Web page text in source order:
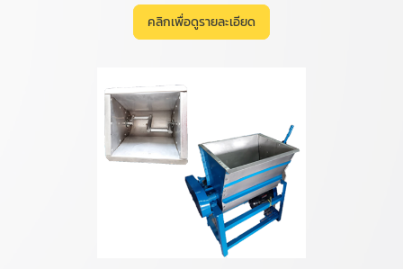
คลิกเพื่อดูรายละเอียด